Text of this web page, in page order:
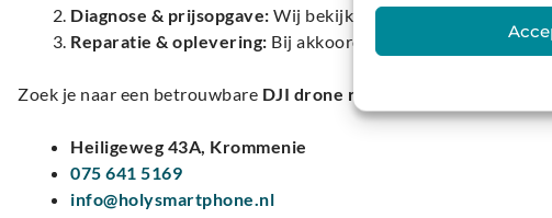
Diagnose & prijsopgave: Wij bekijken je drone grondig en
Reparatie & oplevering: Bij akkoord gaan we aan de slag
Zoek je naar een betrouwbare DJI drone reparatie in Nederland
Heiligeweg 43A, Krommenie
075 641 5169
info@holysmartphone.nl